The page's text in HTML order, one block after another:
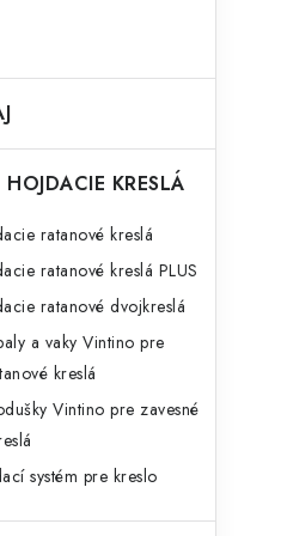
HOJDACIE KRESLÁ
ratanové kreslá
ratanové kreslá PLUS
ratanové dvojkreslá
a vaky Vintino pre
kreslá
Vintino pre zavesné
systém pre kreslo